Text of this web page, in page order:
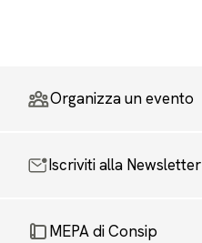
Organizza un evento
Iscriviti alla Newsletter
MEPA di Consip